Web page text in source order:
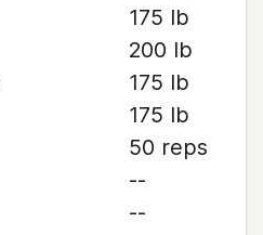
175 lb
200 lb
175 lb
175 lb
50 reps
--
--